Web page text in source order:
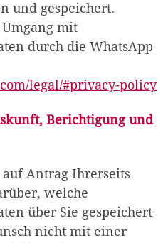
und gespeichert.
mit
durch die WhatsApp
legal/#privacy-policy
Berichtigung und
Antrag Ihrerseits
welche
über Sie gespeichert
nicht mit einer